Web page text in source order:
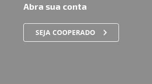
Abra sua conta
SEJA COOPERADO